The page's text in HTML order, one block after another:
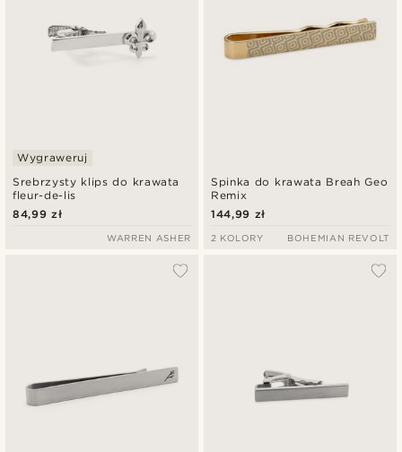
Srebrzysty klips do krawata
fleur-de-lis
Wygraweruj
84,99 zł
WARREN ASHER
Spinka do krawata Breah Geo
Remix
144,99 zł
2 KOLORY BOHEMIAN REVOLT